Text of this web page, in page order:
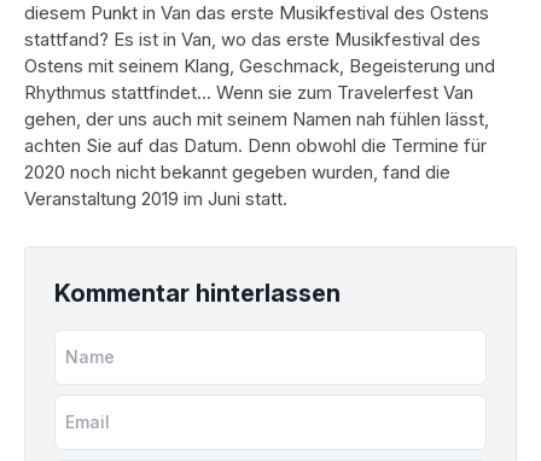
diesem Punkt in Van das erste Musikfestival des Ostens
stattfand? Es ist in Van, wo das erste Musikfestival des
Ostens mit seinem Klang, Geschmack, Begeisterung und
Rhythmus stattfindet... Wenn sie zum Travelerfest Van
gehen, der uns auch mit seinem Namen nah fühlen lässt,
achten Sie auf das Datum. Denn obwohl die Termine für
2020 noch nicht bekannt gegeben wurden, fand die
Veranstaltung 2019 im Juni statt.
Kommentar hinterlassen